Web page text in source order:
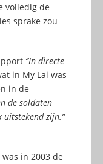
volledig de
sprake zou
“In directe
in My Lai was
in de
de soldaten
uitstekend zijn.”
in 2003 de